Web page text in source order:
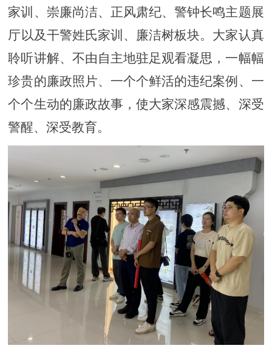
家训、崇廉尚洁、正风肃纪、警钟长鸣主题展
厅以及干警姓氏家训、廉洁树板块。 大家认真
聆听讲解、 不由自主地驻足观看凝思，一幅幅
珍贵的廉政照片、一个个鲜活的违纪案例、一
个个生动的廉政故事 ，使大家深感震撼、深受
警醒、深受教育。